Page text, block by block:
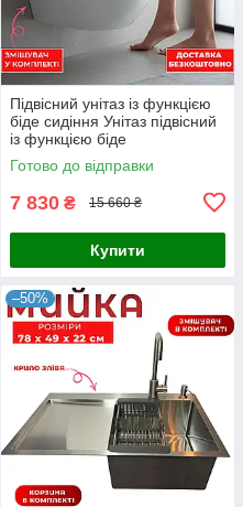
Підвісний унітаз із функцією
біде сидіння Унітаз підвісний
із функцією біде
Готово до відправки
7 830 ₴ 15 660 ₴
Купити
–50%